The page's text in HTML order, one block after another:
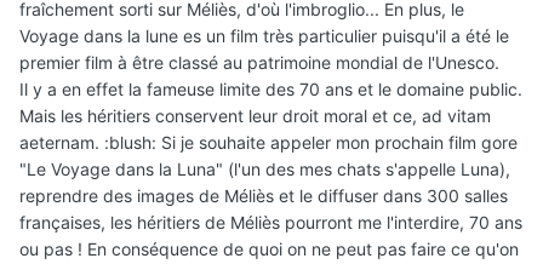
fraîchement sorti sur Méliès, d'où l'imbroglio... En plus, le
Voyage dans la lune es un film très particulier puisqu'il a été le
premier film à être classé au patrimoine mondial de l'Unesco.
Il y a en effet la fameuse limite des 70 ans et le domaine public.
Mais les héritiers conservent leur droit moral et ce, ad vitam
aeternam. :blush: Si je souhaite appeler mon prochain film gore
"Le Voyage dans la Luna" (l'un des mes chats s'appelle Luna),
reprendre des images de Méliès et le diffuser dans 300 salles
françaises, les héritiers de Méliès pourront me l'interdire, 70 ans
ou pas ! En conséquence de quoi on ne peut pas faire ce qu'on